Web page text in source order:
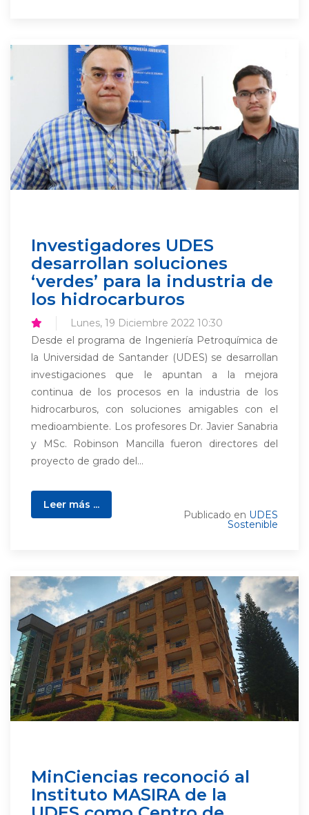
Investigadores UDES
desarrollan soluciones
‘verdes’ para la industria de
los hidrocarburos
Lunes, 19 Diciembre 2022 10:30
Desde el programa de Ingeniería Petroquímica de
la Universidad de Santander (UDES) se desarrollan
investigaciones que le apuntan a la mejora
continua de los procesos en la industria de los
hidrocarburos, con soluciones amigables con el
medioambiente. Los profesores Dr. Javier Sanabria
y MSc. Robinson Mancilla fueron directores del
proyecto de grado del...
Leer más ...
Publicado en UDES
Sostenible
MinCiencias reconoció al
Instituto MASIRA de la